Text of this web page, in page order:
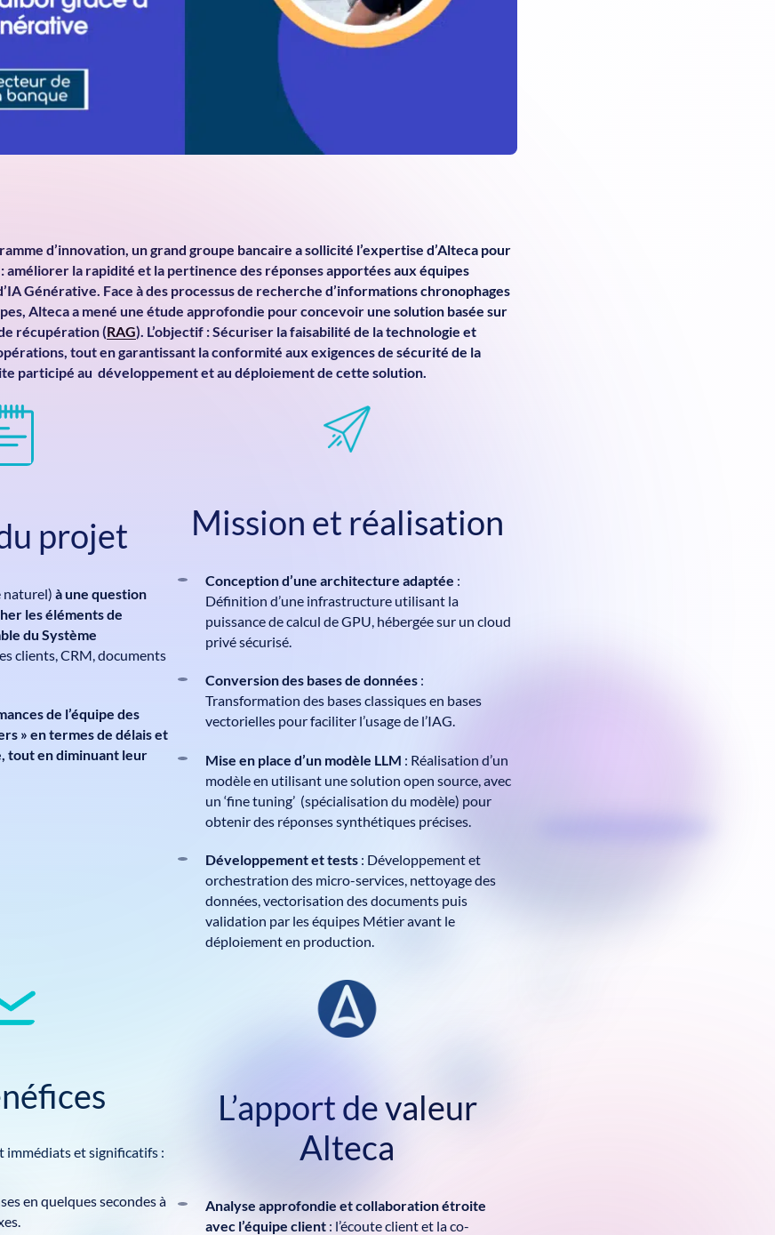
d’innovation, un grand groupe bancaire a sollicité l’expertise d’Alteca pour
la rapidité et la pertinence des réponses apportées aux équipes
Générative. Face à des processus de recherche d’informations chronophages
Alteca a mené une étude approfondie pour concevoir une solution basée sur
récupération (RAG). L’objectif : Sécuriser la faisabilité de la technologie et
tout en garantissant la conformité aux exigences de sécurité de la
participé au développement et au déploiement de cette solution.
projet
naturel)à une question
les éléments de
du Système
clients, CRM, documents
de l’équipe des
» en termes de délais et
tout en diminuant leur
Mission et réalisation
Conception d’une architecture adaptée :
Définition d’une infrastructure utilisant la
puissance de calcul de GPU, hébergée sur un cloud
privé sécurisé.
Conversion des bases de données :
Transformation des bases classiques en bases
vectorielles pour faciliter l’usage de l’IAG.
Mise en place d’un modèle LLM : Réalisation d’un
modèle en utilisant une solution open source, avec
un ‘fine tuning’ (spécialisation du modèle) pour
obtenir des réponses synthétiques précises.
Développement et tests : Développement et
orchestration des micro-services, nettoyage des
données, vectorisation des documents puis
validation par les équipes Métier avant le
déploiement en production.
immédiats et significatifs :
en quelques secondes à
L’apport de valeur
Alteca
Analyse approfondie et collaboration étroite
avec l’équipe client : l’écoute client et la co-